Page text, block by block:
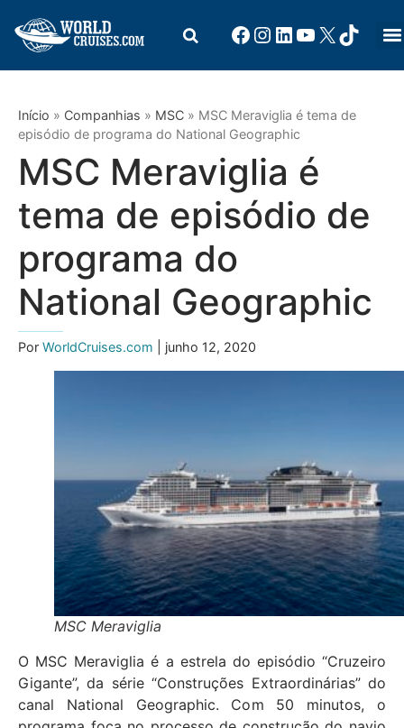
Início » Companhias » MSC » MSC Meraviglia é tema de
episódio de programa do National Geographic
MSC Meraviglia é
tema de episódio de
programa do
National Geographic
Por WorldCruises.com | junho 12, 2020
MSC Meraviglia
O MSC Meraviglia é a estrela do episódio “Cruzeiro
Gigante”, da série “Construções Extraordinárias” do
canal National Geographic. Com 50 minutos, o